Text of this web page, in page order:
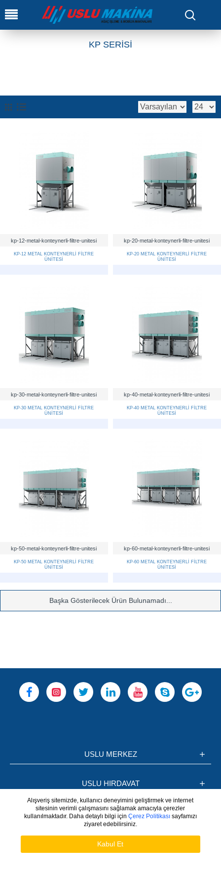
KP SERİSİ
kp-12-metal-konteynerli-filtre-unitesi
KP-12 METAL KONTEYNERLİ FİLTRE
ÜNİTESİ
kp-20-metal-konteynerli-filtre-unitesi
KP-20 METAL KONTEYNERLİ FİLTRE
ÜNİTESİ
kp-30-metal-konteynerli-filtre-unitesi
KP-30 METAL KONTEYNERLİ FİLTRE
ÜNİTESİ
kp-40-metal-konteynerli-filtre-unitesi
KP-40 METAL KONTEYNERLİ FİLTRE
ÜNİTESİ
kp-50-metal-konteynerli-filtre-unitesi
KP-50 METAL KONTEYNERLİ FİLTRE
ÜNİTESİ
kp-60-metal-konteynerli-filtre-unitesi
KP-60 METAL KONTEYNERLİ FİLTRE
ÜNİTESİ
Başka Gösterilecek Ürün Bulunamadı...
USLU MERKEZ
USLU HIRDAVAT
BİLGİLER
Hesabım
Alışveriş sitemizde, kullanıcı deneyimini geliştirmek ve internet
sitesinin verimli çalışmasını sağlamak amacıyla çerezler
kullanılmaktadır. Daha detaylı bilgi için Çerez Politikasısayfamızı
ziyaret edebilirsiniz.
Kabul Et